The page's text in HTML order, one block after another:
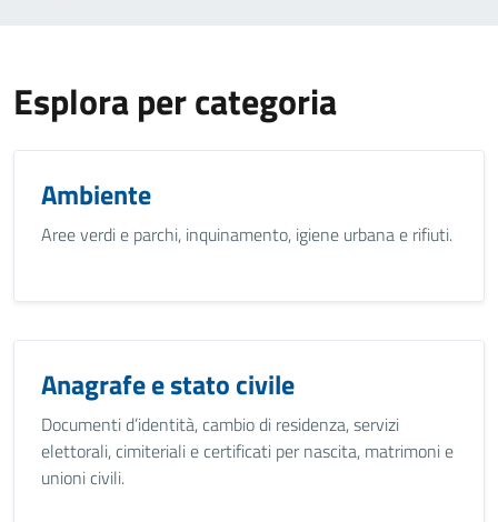
Esplora per categoria
Ambiente
Aree verdi e parchi, inquinamento, igiene urbana e rifiuti.
Anagrafe e stato civile
Documenti d’identità, cambio di residenza, servizi
elettorali, cimiteriali e certificati per nascita, matrimoni e
unioni civili.